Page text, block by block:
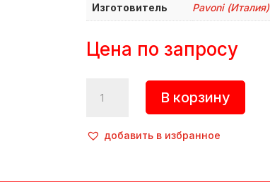
Изготовитель Pavoni (Италия)
Цена по запросу
товара
кондитерская
В корзину
добавить в избранное